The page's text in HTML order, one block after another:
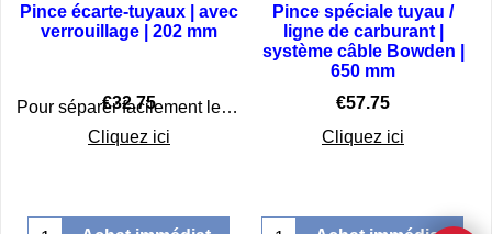
Pince écarte-tuyaux | avec
verrouillage | 202 mm
€32.75
Pour séparer facilement les raccords de tuyaux flexibles, grâce à une prise exacte
Cliquez ici
Pince spéciale tuyau /
ligne de carburant |
système câble Bowden |
650 mm
€57.75
Cliquez ici